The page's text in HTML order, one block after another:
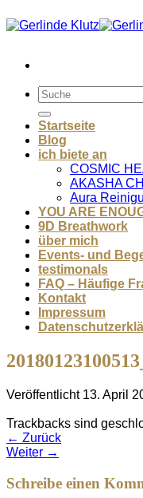
Inhalt
Startseite
Blog
ich biete an
COSMIC
AKASHA
Aura
YOU ARE
9D Breathwork
über mich
Events- und
testimonals
FAQ – Häufige
Kontakt
Impressum
Veröffentlicht 13. April
Trackbacks sind
← Zurück
Weiter →
Schreibe einen